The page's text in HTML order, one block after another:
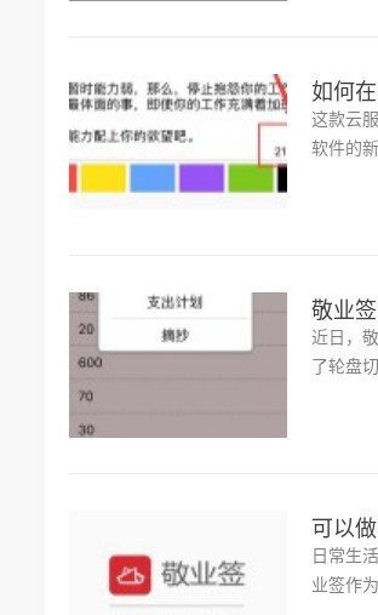
如何
这款云
软件的
敬业
近日，
了轮盘
可以
日常生
业签作